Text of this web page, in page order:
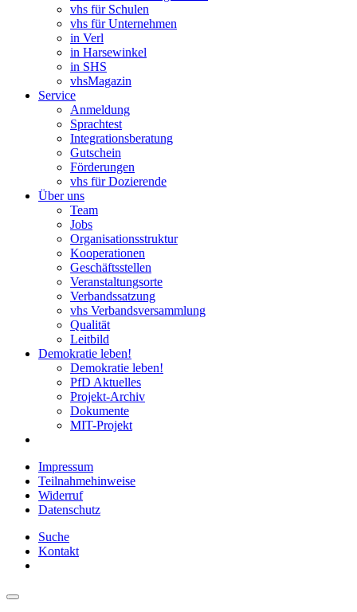
vhs für Schulen
vhs für Unternehmen
in Verl
in Harsewinkel
in SHS
vhsMagazin
Service
Anmeldung
Sprachtest
Integrationsberatung
Gutschein
Förderungen
vhs für Dozierende
Über uns
Team
Jobs
Organisationsstruktur
Kooperationen
Geschäftsstellen
Veranstaltungsorte
Verbandssatzung
vhs Verbandsversammlung
Qualität
Leitbild
Demokratie leben!
Demokratie leben!
PfD Aktuelles
Projekt-Archiv
Dokumente
MIT-Projekt
Impressum
Teilnahmehinweise
Widerruf
Datenschutz
Suche
Kontakt